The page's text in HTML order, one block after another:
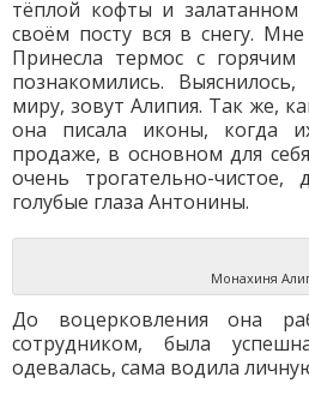
тёплой кофты и залатанном
своём посту вся в снегу.
Принесла термос с
познакомились.
миру, зовут Алипия. Так же,
она писала иконы, когда
продаже, в основном для
очень трогательно-чистое,
голубые глаза Антонины.
Монахиня
До воцерковления она
сотрудником, была
одевалась, сама водила